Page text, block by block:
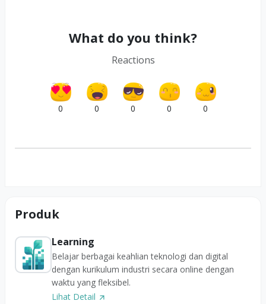
What do you think?
Reactions
0 0 0 0 0
Produk
Learning
Belajar berbagai keahlian teknologi dan digital
dengan kurikulum industri secara online dengan
waktu yang fleksibel.
Lihat Detail